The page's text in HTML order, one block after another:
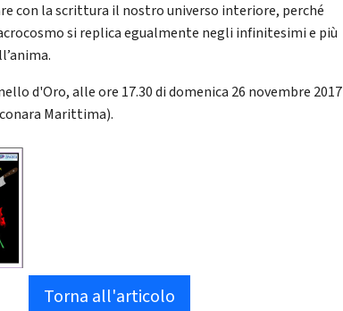
con la scrittura il nostro universo interiore, perché
si replica egualmente negli infinitesimi e più
d'Oro, alle ore 17.30 di domenica 26 novembre 2017
Marittima).
Torna all'articolo